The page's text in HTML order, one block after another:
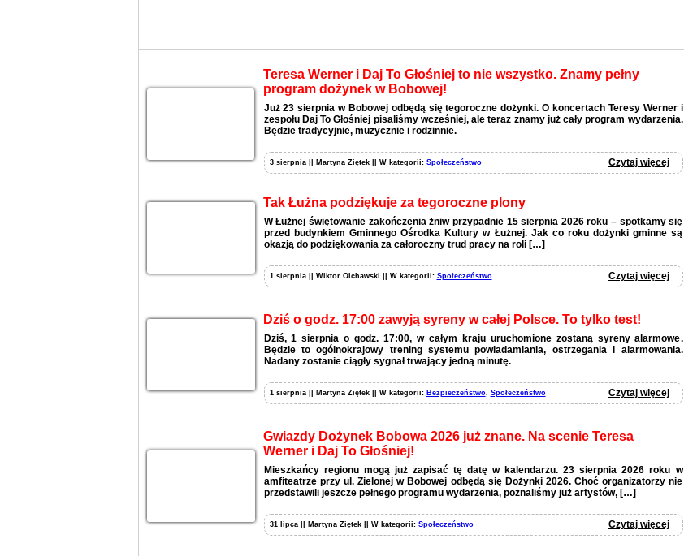
Teresa Werner i Daj To Głośniej to nie wszystko. Znamy pełny
program dożynek w Bobowej!
Już 23 sierpnia w Bobowej odbędą się tegoroczne dożynki. O koncertach Teresy Werner i
zespołu Daj To Głośniej pisaliśmy wcześniej, ale teraz znamy już cały program wydarzenia.
Będzie tradycyjnie, muzycznie i rodzinnie.
3 sierpnia || Martyna Ziętek || W kategorii: Społeczeństwo Czytaj więcej
Tak Łużna podziękuje za tegoroczne plony
W Łużnej świętowanie zakończenia żniw przypadnie 15 sierpnia 2026 roku – spotkamy się
przed budynkiem Gminnego Ośrodka Kultury w Łużnej. Jak co roku dożynki gminne są
okazją do podziękowania za całoroczny trud pracy na roli […]
1 sierpnia || Wiktor Olchawski || W kategorii: Społeczeństwo Czytaj więcej
Dziś o godz. 17:00 zawyją syreny w całej Polsce. To tylko test!
Dziś, 1 sierpnia o godz. 17:00, w całym kraju uruchomione zostaną syreny alarmowe.
Będzie to ogólnokrajowy trening systemu powiadamiania, ostrzegania i alarmowania.
Nadany zostanie ciągły sygnał trwający jedną minutę.
1 sierpnia || Martyna Ziętek || W kategorii: Bezpieczeństwo, Społeczeństwo Czytaj więcej
Gwiazdy Dożynek Bobowa 2026 już znane. Na scenie Teresa
Werner i Daj To Głośniej!
Mieszkańcy regionu mogą już zapisać tę datę w kalendarzu. 23 sierpnia 2026 roku w
amfiteatrze przy ul. Zielonej w Bobowej odbędą się Dożynki 2026. Choć organizatorzy nie
przedstawili jeszcze pełnego programu wydarzenia, poznaliśmy już artystów, […]
31 lipca || Martyna Ziętek || W kategorii: Społeczeństwo Czytaj więcej